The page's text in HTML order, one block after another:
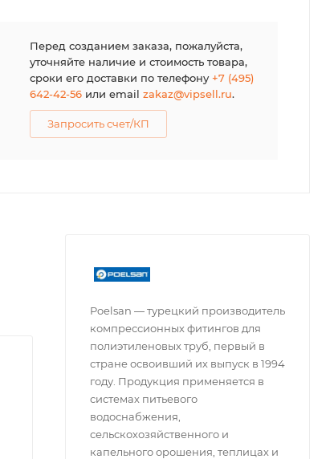
Перед созданием заказа, пожалуйста,
уточняйте наличие и стоимость товара,
сроки его доставки по телефону+7 (495)
642-42-56или email zakaz@vipsell.ru.
Запросить счет/КП
Poelsan — турецкий производитель
компрессионных фитингов для
полиэтиленовых труб, первый в
стране освоивший их выпуск в 1994
году. Продукция применяется в
системах питьевого
водоснабжения,
сельскохозяйственного и
капельного орошения, теплицах и